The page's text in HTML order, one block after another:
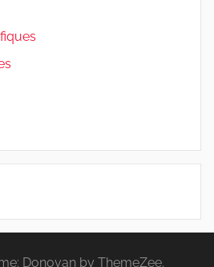
Donovan by ThemeZee.